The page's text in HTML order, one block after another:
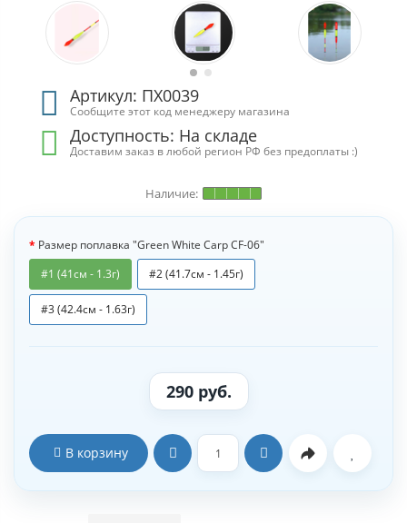
Артикул: ПХ0039
Сообщите этот код менеджеру магазина
Доступность: На складе
Доставим заказ в любой регион РФ без предоплаты :)
Размер поплавка "Green White Carp CF-06"
#1 (41см - 1.3г)
#2 (41.7см - 1.45г)
#3 (42.4см - 1.63г)
290 руб.
В корзину